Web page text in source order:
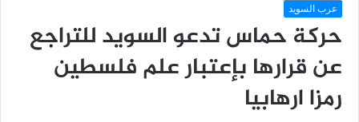
عرب السويد
حركة حماس تدعو السويد للتراجع
عن قرارها بإعتبار علم فلسطين
رمزا ارهابيا